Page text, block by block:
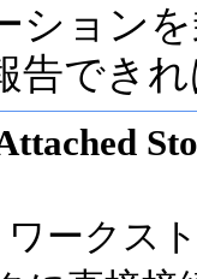
ション
告でき
ークス